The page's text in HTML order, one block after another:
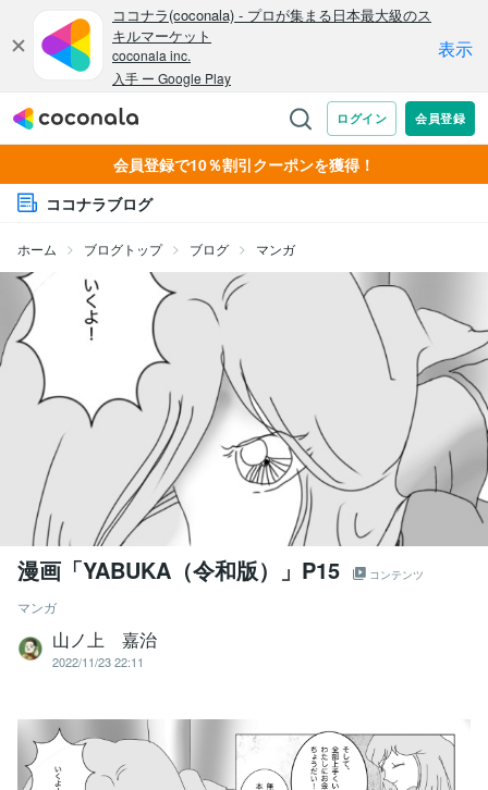
会員登録で10％割引クーポンを獲得！
ココナラブログ
ホーム ブログトップ ブログ マンガ
漫画「YABUKA（令和版）」P15 コンテンツ
マンガ
山ノ上 嘉治
2022/11/23 22:11